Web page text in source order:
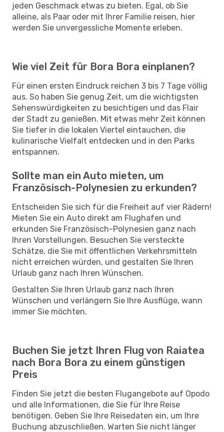
jeden Geschmack etwas zu bieten. Egal, ob Sie
alleine, als Paar oder mit Ihrer Familie reisen, hier
werden Sie unvergessliche Momente erleben.
Wie viel Zeit für Bora Bora einplanen?
Für einen ersten Eindruck reichen 3 bis 7 Tage völlig
aus. So haben Sie genug Zeit, um die wichtigsten
Sehenswürdigkeiten zu besichtigen und das Flair
der Stadt zu genießen. Mit etwas mehr Zeit können
Sie tiefer in die lokalen Viertel eintauchen, die
kulinarische Vielfalt entdecken und in den Parks
entspannen.
Sollte man ein Auto mieten, um
Französisch-Polynesien zu erkunden?
Entscheiden Sie sich für die Freiheit auf vier Rädern!
Mieten Sie ein Auto direkt am Flughafen und
erkunden Sie Französisch-Polynesien ganz nach
Ihren Vorstellungen. Besuchen Sie versteckte
Schätze, die Sie mit öffentlichen Verkehrsmitteln
nicht erreichen würden, und gestalten Sie Ihren
Urlaub ganz nach Ihren Wünschen.
Gestalten Sie Ihren Urlaub ganz nach Ihren
Wünschen und verlängern Sie Ihre Ausflüge, wann
immer Sie möchten.
Buchen Sie jetzt Ihren Flug von Raiatea
nach Bora Bora zu einem günstigen
Preis
Finden Sie jetzt die besten Flugangebote auf Opodo
und alle Informationen, die Sie für Ihre Reise
benötigen. Geben Sie Ihre Reisedaten ein, um Ihre
Buchung abzuschließen. Warten Sie nicht länger